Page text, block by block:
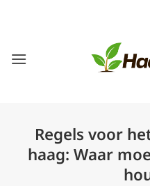
Regels voor
haag: Waar